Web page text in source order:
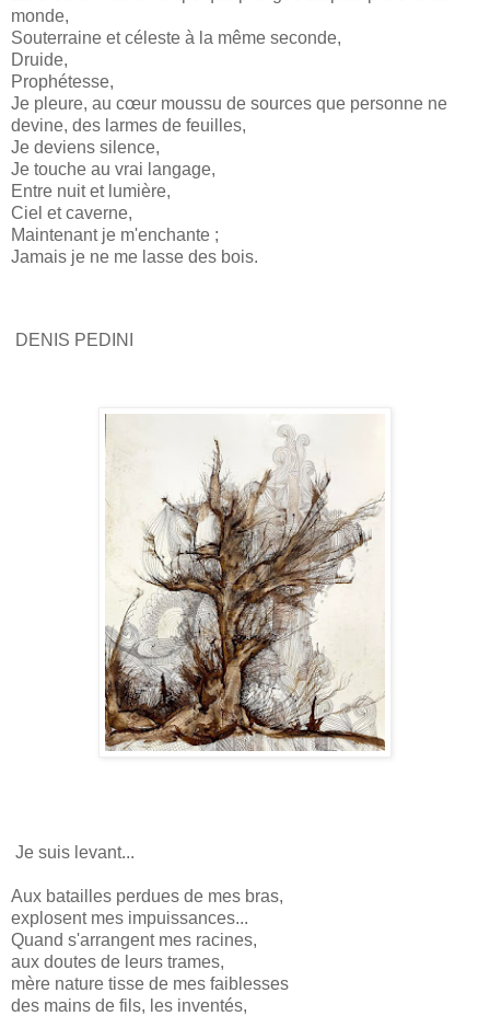
monde,
Souterraine et céleste à la même seconde,
Druide,
Prophétesse,
Je pleure, au cœur moussu de sources que personne ne
devine, des larmes de feuilles,
Je deviens silence,
Je touche au vrai langage,
Entre nuit et lumière,
Ciel et caverne,
Maintenant je m'enchante ;
Jamais je ne me lasse des bois.
DENIS PEDINI
Je suis levant...
Aux batailles perdues de mes bras,
explosent mes impuissances...
Quand s'arrangent mes racines,
aux doutes de leurs trames,
mère nature tisse de mes faiblesses
des mains de fils, les inventés,